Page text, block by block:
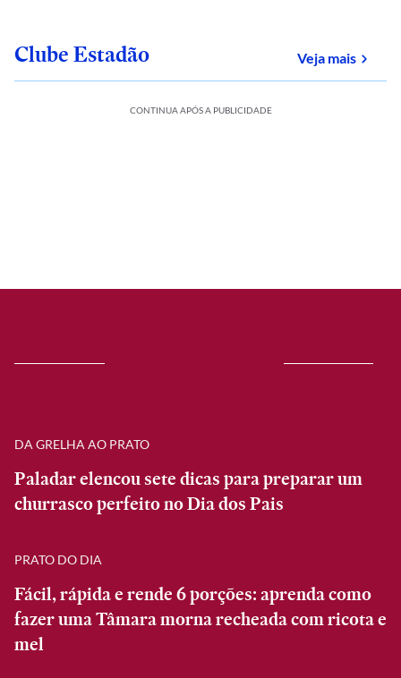
Clube Estadão Veja maissobre
CONTINUA APÓS A PUBLICIDADE
DA GRELHA AO PRATO
Paladar elencou sete dicas para preparar um
churrasco perfeito no Dia dos Pais
PRATO DO DIA
Fácil, rápida e rende 6 porções: aprenda como
fazer uma Tâmara morna recheada com ricota e
mel